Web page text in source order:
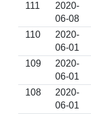
111
2020-
06-08
110
2020-
06-01
109
2020-
06-01
108
2020-
06-01